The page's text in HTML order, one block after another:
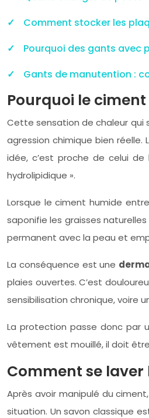
Comment stocker les
Pourquoi des gants avec
Gants de manutention :
Pourquoi le
Cette sensation de chaleur qui
agression chimique bien
idée, c’est proche de celui
hydrolipidique ».
Lorsque le ciment humide
saponifie les graisses
permanent avec la peau et
La conséquence est une
plaies ouvertes. C’est
sensibilisation chronique, voire
La protection passe donc par
vêtement est mouillé, il doit
Comment se
Après avoir manipulé du
situation. Un savon classique